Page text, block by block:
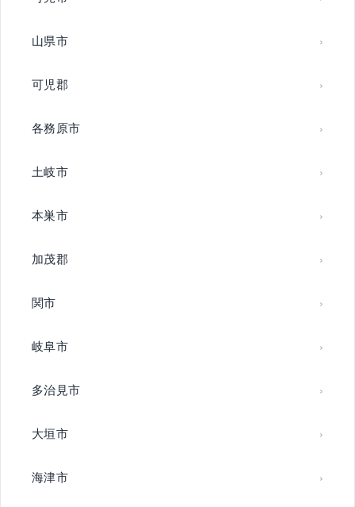
山県市
可児郡
各務原市
土岐市
本巣市
加茂郡
関市
岐阜市
多治見市
大垣市
海津市